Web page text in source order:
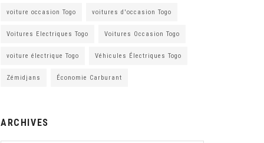
voiture occasion Togo voitures d'occasion Togo
Voitures Electriques Togo Voitures Occasion Togo
voiture électrique Togo Véhicules Électriques Togo
Zémidjans Économie Carburant
ARCHIVES